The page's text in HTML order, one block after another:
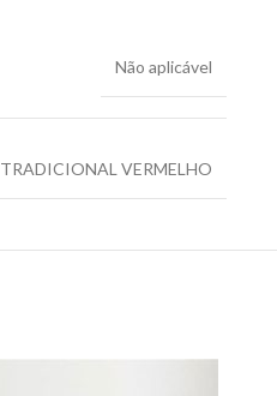
Não aplicável
TRADICIONAL VERMELHO